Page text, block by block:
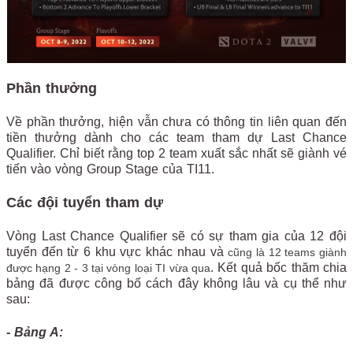
Phần thưởng
Về phần thưởng, hiện vẫn chưa có thông tin liên quan đến
tiền thưởng dành cho các team tham dự Last Chance
Qualifier. Chỉ biết rằng top 2 team xuất sắc nhất sẽ giành vé
tiến vào vòng Group Stage của TI11.
Các đội tuyển tham dự
Vòng Last Chance Qualifier sẽ có sự tham gia của 12 đội
tuyển đến từ 6 khu vực khác nhau vàcũng là 12 teams giành
được hạng 2 - 3 tại vòng loại TI vừa qua. Kết quả bốc thăm chia
bảng đã được công bố cách đây không lâu và cụ thể như
sau:
- Bảng A: